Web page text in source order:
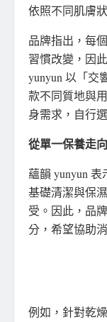
依照不同肌膚
品牌指出，每
習慣改變，因
yunyun 以「交
款不同質地與
身需求，自行
從單一保養走
蘊韻 yunyun
基礎清潔與保
受。因此，品
分，希望協助
例如，針對乾